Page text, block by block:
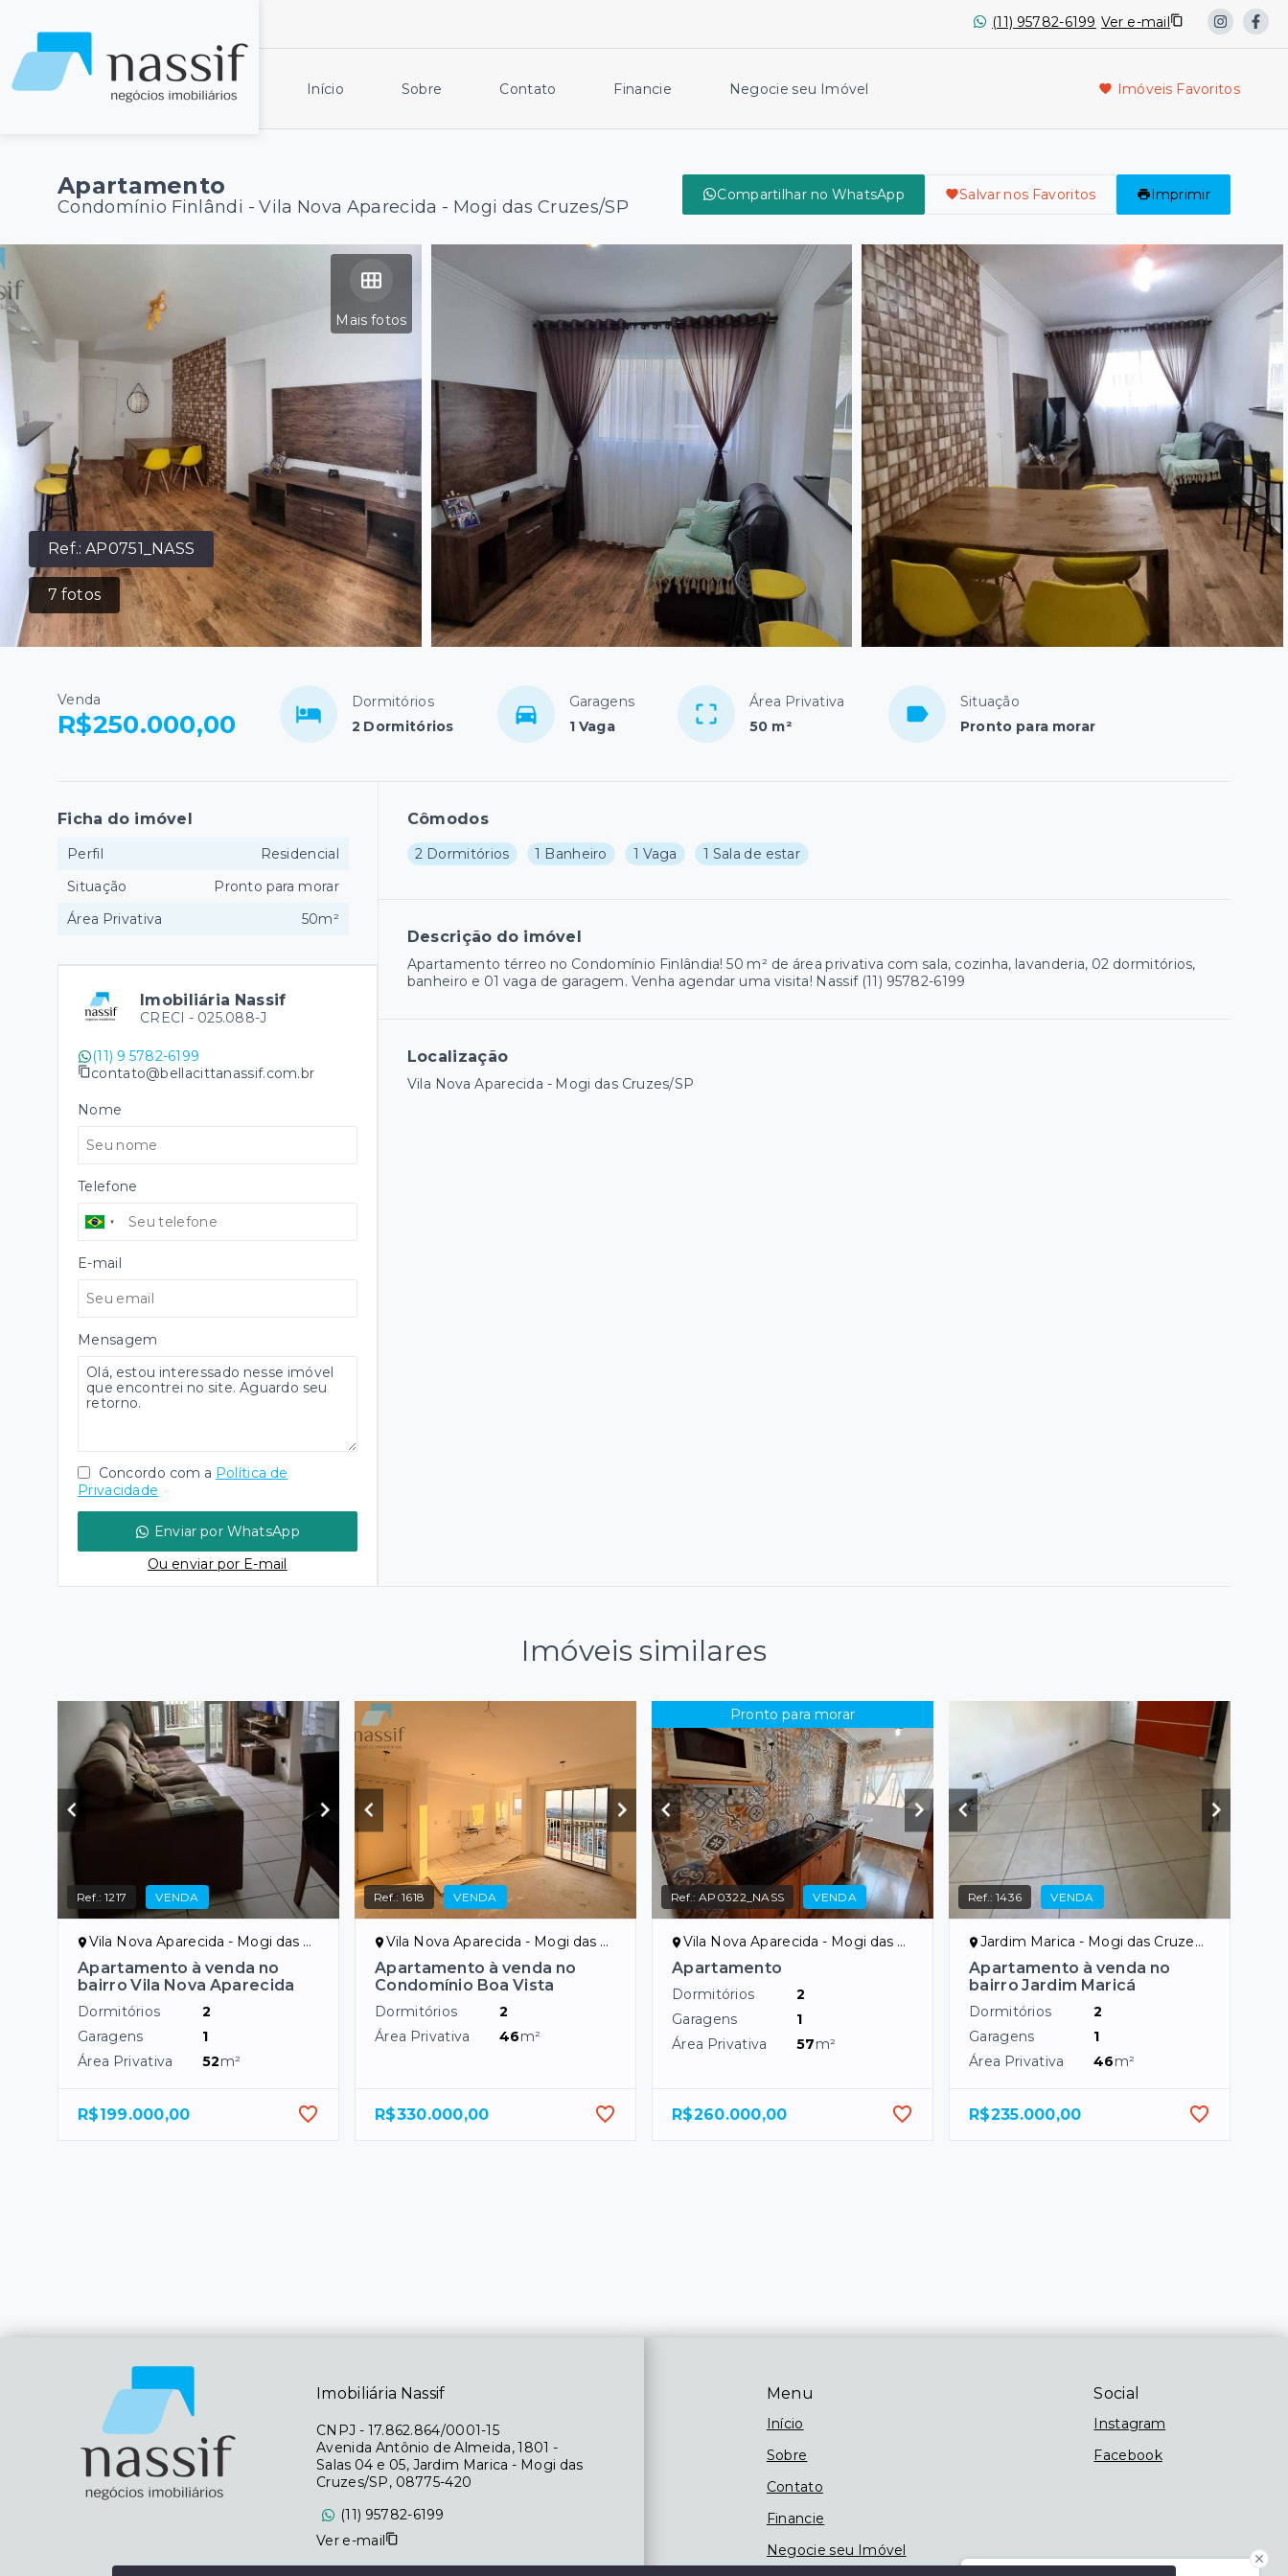
(11) 95782-6199 Ver e-mail
Início Sobre Contato Financie Negocie seu Imóvel Imóveis Favoritos
Apartamento
Condomínio Finlândi -Vila Nova Aparecida - Mogi das Cruzes/SP
Compartilhar no WhatsApp Salvar nos Favoritos Imprimir
Ref.:AP0751_NASS
7 fotos
Mais fotos
Venda
R$250.000,00
Dormitórios
2 Dormitórios
Garagens
1 Vaga
Área Privativa
50 m²
Situação
Pronto para morar
Cômodos
2 Dormitórios 1 Banheiro 1 Vaga 1 Sala de estar
Descrição do imóvel
Apartamento térreo no Condomínio Finlândia! 50 m² de área privativa com sala, cozinha, lavanderia, 02 dormitórios,
banheiro e 01 vaga de garagem. Venha agendar uma visita! Nassif (11) 95782-6199
Localização
Vila Nova Aparecida - Mogi das Cruzes/SP
Ficha do imóvel
Perfil
Residencial
Situação
Pronto para morar
Área Privativa
50m²
Imobiliária Nassif
CRECI - 025.088-J
(11) 9 5782-6199
contato@bellacittanassif.com.br
Nome
Telefone
E-mail
Mensagem
Concordo com a Política de
Privacidade
Enviar por WhatsApp
Ou enviar por E-mail
Imóveis similares
Ref.:1217 VENDA
Vila Nova Aparecida - Mogi das Cruzes/SP
Apartamento à venda no
bairro Vila Nova Aparecida
Dormitórios
2
Garagens
1
Área Privativa
52m²
R$199.000,00
Ref.:1618 VENDA
Vila Nova Aparecida - Mogi das Cruzes/SP
Apartamento à venda no
Condomínio Boa Vista
Dormitórios
2
Área Privativa
46m²
R$330.000,00
Pronto para morar
Ref.:AP0322_NASS VENDA
Vila Nova Aparecida - Mogi das Cruzes/SP
Apartamento
Dormitórios
2
Garagens
1
Área Privativa
57m²
R$260.000,00
Ref.:1436 VENDA
Jardim Marica - Mogi das Cruzes/SP
Apartamento à venda no
bairro Jardim Maricá
Dormitórios
2
Garagens
1
Área Privativa
46m²
R$235.000,00
Menu
Início
Sobre
Contato
Financie
Negocie seu Imóvel
Social
Instagram
Facebook
Imobiliária Nassif
CNPJ - 17.862.864/0001-15
Avenida Antônio de Almeida, 1801 -
Salas 04 e 05, Jardim Marica - Mogi das
Cruzes/SP, 08775-420
(11) 95782-6199
Ver e-mail